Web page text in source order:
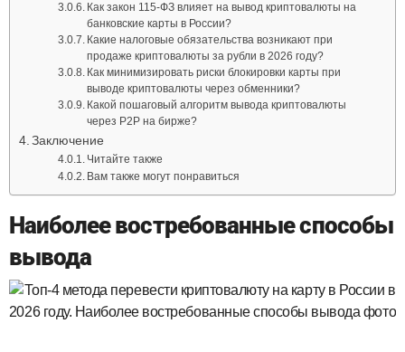
Как закон 115‑ФЗ влияет на вывод криптовалюты на
банковские карты в России?
Какие налоговые обязательства возникают при
продаже криптовалюты за рубли в 2026 году?
Как минимизировать риски блокировки карты при
выводе криптовалюты через обменники?
Какой пошаговый алгоритм вывода криптовалюты
через P2P на бирже?
Заключение
Читайте также
Вам также могут понравиться
Наиболее востребованные способы
вывода